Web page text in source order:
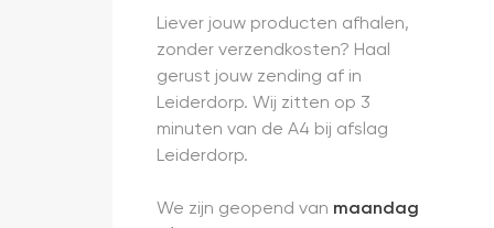
Liever jouw producten afhalen,
zonder verzendkosten? Haal
gerust jouw zending af in
Leiderdorp. Wij zitten op 3
minuten van de A4 bij afslag
Leiderdorp.
We zijn geopend van maandag